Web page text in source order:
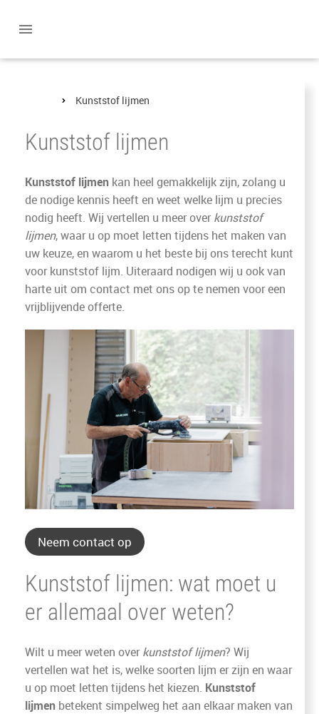
Kunststof lijmen
Kunststof lijmen
Kunststof lijmen kan heel gemakkelijk zijn, zolang u
de nodige kennis heeft en weet welke lijm u precies
nodig heeft. Wij vertellen u meer overkunststof
lijmen, waar u op moet letten tijdens het maken van
uw keuze, en waarom u het beste bij ons terecht kunt
voor kunststof lijm. Uiteraard nodigen wij u ook van
harte uit om contact met ons op te nemen voor een
vrijblijvende offerte.
Neem contact op
Kunststof lijmen: wat moet u
er allemaal over weten?
Wilt u meer weten overkunststof lijmen? Wij
vertellen wat het is, welke soorten lijm er zijn en waar
u op moet letten tijdens het kiezen. Kunststof
lijmen betekent simpelweg het aan elkaar maken van